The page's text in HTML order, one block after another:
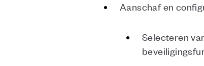
Aanschaf en
Selecteren